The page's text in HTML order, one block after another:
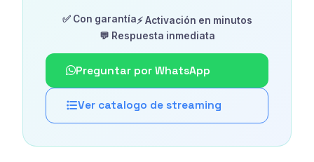
✅ Con garantía⚡ Activación en minutos
💬 Respuesta inmediata
Preguntar por WhatsApp
Ver catalogo de streaming